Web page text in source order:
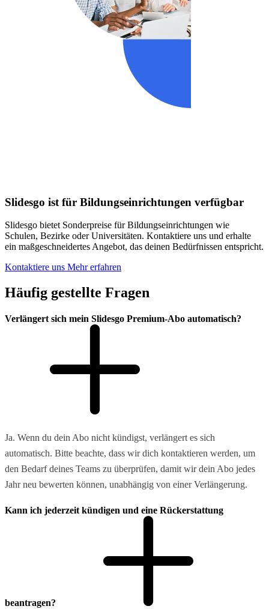
Slidesgo ist für Bildungseinrichtungen verfügbar
Slidesgo bietet Sonderpreise für Bildungseinrichtungen wie
Schulen, Bezirke oder Universitäten. Kontaktiere uns und erhalte
ein maßgeschneidertes Angebot, das deinen Bedürfnissen entspricht.
Kontaktiere uns Mehr erfahren
Häufig gestellte Fragen
Verlängert sich mein Slidesgo Premium-Abo automatisch?
Ja. Wenn du dein Abo nicht kündigst, verlängert es sich
automatisch. Bitte beachte, dass wir dich kontaktieren werden, um
den Bedarf deines Teams zu überprüfen, damit wir dein Abo jedes
Jahr neu bewerten können, unabhängig von einer Verlängerung.
Kann ich jederzeit kündigen und eine Rückerstattung
beantragen?